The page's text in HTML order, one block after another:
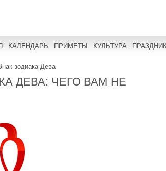
КАЛЕНДАРЬ ПРИМЕТЫ КУЛЬТУРА
зодиака Дева
ДЕВА: ЧЕГО ВАМ НЕ